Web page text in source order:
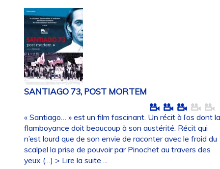
SANTIAGO 73, POST MORTEM
« Santiago… » est un film fascinant. Un récit à l’os dont
flamboyance doit beaucoup à son austérité. Récit qui
n’est lourd que de son envie de raconter avec le froid du
scalpel la prise de pouvoir par Pinochet au travers des
yeux (…) > Lire la suite ...